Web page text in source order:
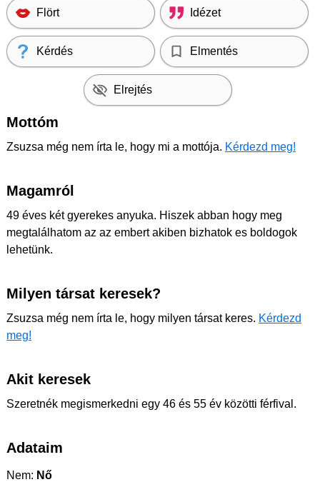
Flört Idézet
Kérdés Elmentés
Elrejtés
Mottóm
Zsuzsa még nem írta le, hogy mi a mottója. Kérdezd meg!
Magamról
49 éves két gyerekes anyuka. Hiszek abban hogy meg
megtalálhatom az az embert akiben bizhatok es boldogok
lehetünk.
Milyen társat keresek?
Zsuzsa még nem írta le, hogy milyen társat keres. Kérdezd
meg!
Akit keresek
Szeretnék megismerkedni egy 46 és 55 év közötti férfival.
Adataim
Nem: Nő